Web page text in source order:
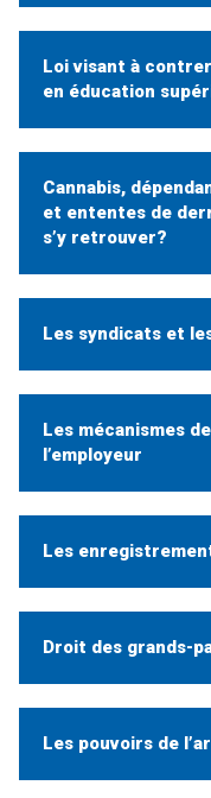
Loi visant à
en éducation
Cannabis,
et ententes de
s’y retrouver?
Les syndicats et
Les mécanismes
l’employeur
Les
Droit des grands-
Les pouvoirs de